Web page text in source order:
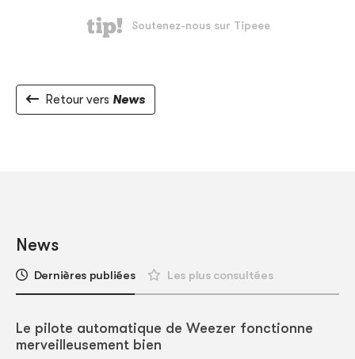
Retour vers News
News
Dernières publiées Les plus consultées
Le pilote automatique de Weezer fonctionne
merveilleusement bien